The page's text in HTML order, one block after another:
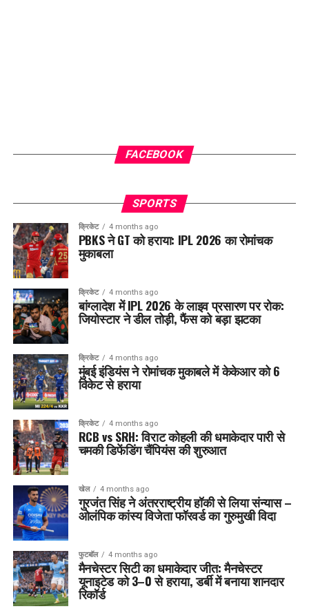
FACEBOOK
SPORTS
क्रिकेट 4 months ago
PBKS ने GT को हराया: IPL 2026 का रोमांचक
मुकाबला
क्रिकेट 4 months ago
बांग्लादेश में IPL 2026 के लाइव प्रसारण पर रोक:
जियोस्टार ने डील तोड़ी, फैंस को बड़ा झटका
क्रिकेट 4 months ago
मुंबई इंडियंस ने रोमांचक मुकाबले में केकेआर को 6
विकेट से हराया
क्रिकेट 4 months ago
RCB vs SRH: विराट कोहली की धमाकेदार पारी से
चमकी डिफेंडिंग चैंपियंस की शुरुआत
खेल 4 months ago
गुरजंत सिंह ने अंतरराष्ट्रीय हॉकी से लिया संन्यास –
ओलंपिक कांस्य विजेता फॉरवर्ड का गुरुमुखी विदा
फुटबॉल 4 months ago
मैनचेस्टर सिटी का धमाकेदार जीत: मैनचेस्टर
यूनाइटेड को 3–0 से हराया, डर्बी में बनाया शानदार
रिकॉर्ड